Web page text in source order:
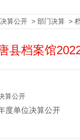
算公开 > 部门决算 >
县档案馆
算公开
度单位决算公开